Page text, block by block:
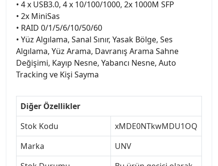
• 4 x USB3.0, 4 x 10/100/1000, 2x 1000M SFP
• 2x MiniSas
• RAID 0/1/5/6/10/50/60
• Yüz Algılama, Sanal Sınır, Yasak Bölge, Ses
Algılama, Yüz Arama, Davranış Arama Sahne
Değişimi, Kayıp Nesne, Yabancı Nesne, Auto
Tracking ve Kişi Sayma
Diğer Özellikler
Stok Kodu
xMDE0NTkwMDU1OQ
Marka
UNV